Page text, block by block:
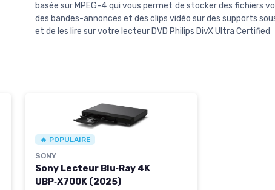
basée sur MPEG-4 qui vous permet de stocker des fichiers
des bandes-annonces et des clips vidéo sur des supports
et de les lire sur votre lecteur DVD Philips DivX Ultra Certified
🔥 POPULAIRE
SONY
Sony Lecteur Blu‑Ray 4K
UBP‑X700K (2025)